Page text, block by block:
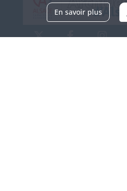
En savoir plus